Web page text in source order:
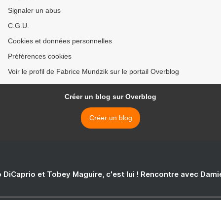
Signaler un abus
C.G.U.
Cookies et données personnelles
Préférences cookies
Voir le profil de Fabrice Mundzik sur le portail Overblog
Créer un blog sur Overblog
Créer un blog
DiCaprio et Tobey Maguire, c'est lui ! Rencontre avec